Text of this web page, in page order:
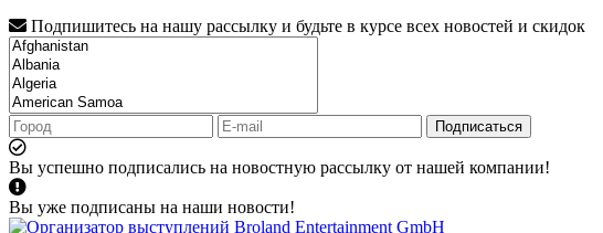
Подпишитесь на нашу рассылку и будьте в курсе всех новостей и скидок
Подписаться
Вы успешно подписались на новостную рассылку от нашей компании!
Вы уже подписаны на наши новости!